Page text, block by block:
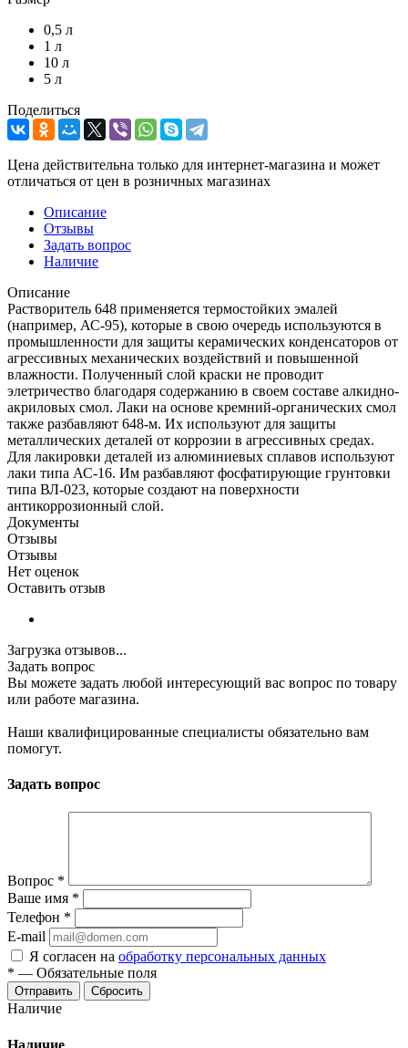
0,5 л
1 л
10 л
5 л
Поделиться
Цена действительна только для интернет-магазина и может
отличаться от цен в розничных магазинах
Описание
Отзывы
Задать вопрос
Наличие
Описание
Растворитель 648 применяется термостойких эмалей
(например, АС-95), которые в свою очередь используются в
промышленности для защиты керамических конденсаторов от
агрессивных механических воздействий и повышенной
влажности. Полученный слой краски не проводит
элетричество благодаря содержанию в своем составе алкидно-
акриловых смол. Лаки на основе кремний-органических смол
также разбавляют 648-м. Их используют для защиты
металлических деталей от коррозии в агрессивных средах.
Для лакировки деталей из алюминиевых сплавов используют
лаки типа АС-16. Им разбавляют фосфатирующие грунтовки
типа ВЛ-023, которые создают на поверхности
антикоррозионный слой.
Документы
Отзывы
Отзывы
Нет оценок
Оставить отзыв
Загрузка отзывов...
Задать вопрос
Вы можете задать любой интересующий вас вопрос по товару
или работе магазина.
Наши квалифицированные специалисты обязательно вам
помогут.
Задать вопрос
Вопрос *
Ваше имя *
Телефон *
E-mail
Я согласен на обработку персональных данных
* — Обязательные поля
Сбросить
Наличие
Наличие